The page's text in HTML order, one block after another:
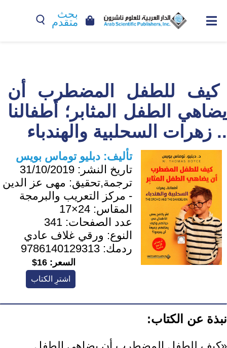
بحث
متقدم
كيف للطفل المضطرب أن
يضاهي الطفل المثابر؛ أطفالنا
.. زهرات السحلبية والهندباء
تأليف: دبليو توماس بويس
تاريخ النشر: 31/10/2019
ترجمة,تحقيق: مهى عز الدين
- مركز التعريب والبرمجة
المقاس: 24×17
عدد الصفحات: 341
النوع: ورقي غلاف عادي
ردمك: 9786140129313
السعر: 16$
اشترِ الكتاب
نبذة عن الكتاب:
‏«كيف للطفل المضطرب أن يضاهي الطفل